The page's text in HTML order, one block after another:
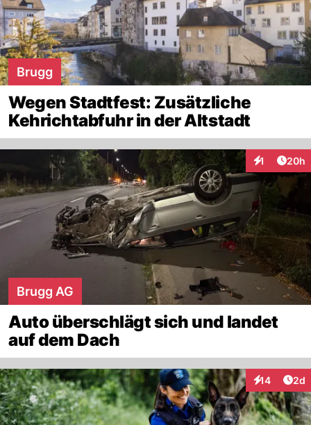
Brugg
Wegen Stadtfest: Zusätzliche
Kehrichtabfuhr in der Altstadt
1
Interaktionen
20h
Brugg AG
Auto überschlägt sich und landet
auf dem Dach
14
Interaktionen
2d